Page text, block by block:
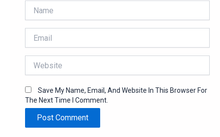
Save My Name, Email, And Website In This Browser For
The Next Time I Comment.